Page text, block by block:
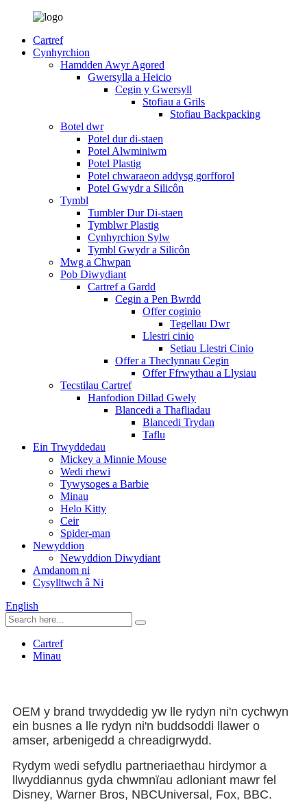
Cartref
Cynhyrchion
Hamdden Awyr Agored
Gwersylla a Heicio
Cegin y Gwersyll
Stofiau a Grils
Stofiau Backpacking
Botel dwr
Potel dur di-staen
Potel Alwminiwm
Potel Plastig
Potel chwaraeon addysg gorfforol
Potel Gwydr a Silicôn
Tymbl
Tumbler Dur Di-staen
Tymblwr Plastig
Cynhyrchion Sylw
Tymbl Gwydr a Silicôn
Mwg a Chwpan
Pob Diwydiant
Cartref a Gardd
Cegin a Pen Bwrdd
Offer coginio
Tegellau Dwr
Llestri cinio
Setiau Llestri Cinio
Offer a Theclynnau Cegin
Offer Ffrwythau a Llysiau
Tecstilau Cartref
Hanfodion Dillad Gwely
Blancedi a Thafliadau
Blancedi Trydan
Taflu
Ein Trwyddedau
Mickey a Minnie Mouse
Wedi rhewi
Tywysoges a Barbie
Minau
Helo Kitty
Ceir
Spider-man
Newyddion
Newyddion Diwydiant
Amdanom ni
Cysylltwch â Ni
English
Cartref
Minau
OEM y brand trwyddedig yw lle rydyn ni'n cychwyn
ein busnes a lle rydyn ni'n buddsoddi llawer o
amser, arbenigedd a chreadigrwydd.
Rydym wedi sefydlu partneriaethau hirdymor a
llwyddiannus gyda chwmnïau adloniant mawr fel
Disney, Warner Bros, NBCUniversal, Fox, BBC.